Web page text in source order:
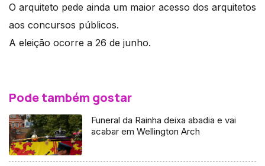
O arquiteto pede ainda um maior acesso dos arquitetos
aos concursos públicos.
A eleição ocorre a 26 de junho.
Pode também gostar
Funeral da Rainha deixa abadia e vai
acabar em Wellington Arch